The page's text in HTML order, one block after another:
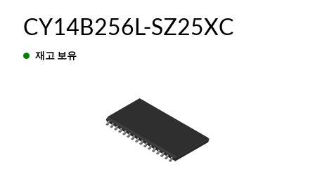
CY14B256L-SZ25XC
재고 보유